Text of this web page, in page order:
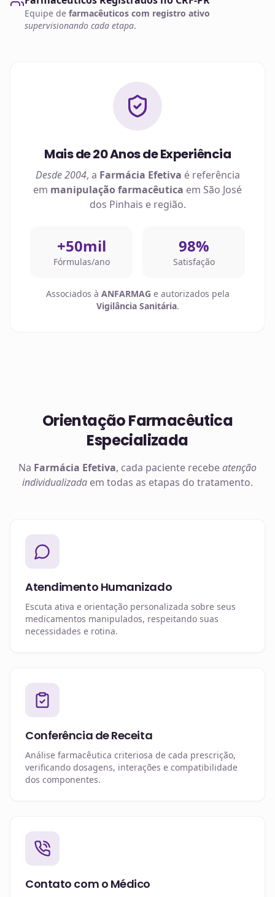
Equipe de farmacêuticos com registro ativo
supervisionando cada etapa.
Mais de 20 Anos de Experiência
Desde 2004, a Farmácia Efetiva é referência
em manipulação farmacêutica em São José
dos Pinhais e região.
+50mil
Fórmulas/ano
98%
Satisfação
Associados à ANFARMAG e autorizados pela
Vigilância Sanitária.
Orientação Farmacêutica
Especializada
Na Farmácia Efetiva, cada paciente recebeatenção
individualizada em todas as etapas do tratamento.
Atendimento Humanizado
Escuta ativa e orientação personalizada sobre seus
medicamentos manipulados, respeitando suas
necessidades e rotina.
Conferência de Receita
Análise farmacêutica criteriosa de cada prescrição,
verificando dosagens, interações e compatibilidade
dos componentes.
Contato com o Médico